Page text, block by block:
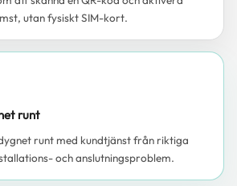
utan fysiskt SIM-kort.
runt
runt med kundtjänst från riktiga
och anslutningsproblem.